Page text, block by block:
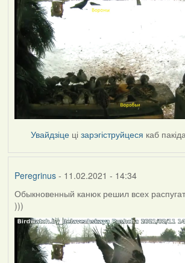
Увайдзіце цізарэгіструйцеся каб
Peregrinus- 11.02.2021 - 14:34
Обыкновенный канюк решил всех
)))